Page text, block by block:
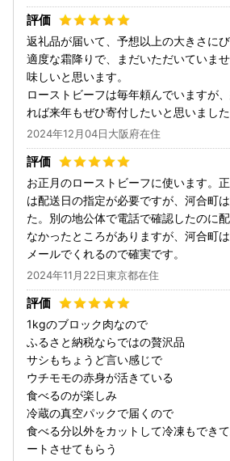
返礼品が届いて、予想以上の大きさにび
適度な霜降りで、まだいただいていま
味しいと思います。
ローストビーフは毎年頼んでいますが
れば来年もぜひ寄付したいと思いました
2024年12月04日大阪府在住
お正月のローストビーフに使います。
は配送日の指定が必要ですが、河合町
た。別の地公体で電話で確認したのに
なかったところがありますが、河合町
メールでくれるので確実です。
2024年11月22日東京都在住
1kgのブロック肉なので
ふるさと納税ならではの贅沢品
サシもちょうど言い感じで
ウチモモの赤身が活きている
食べるのが楽しみ
冷蔵の真空パックで届くので
食べる分以外をカットして冷凍もでき
ートさせてもらう